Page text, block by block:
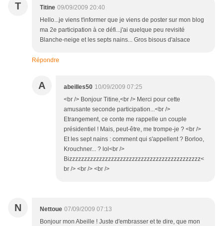
T Titine 09/09/2009 20:40
Hello...je viens t'informer que je viens de poster sur mon blog
ma 2e participation à ce défi...j'ai quelque peu revisité
Blanche-neige et les septs nains... Gros bisous d'alsace
Répondre
A abeilles50 10/09/2009 07:25
<br /> Bonjour Titine,<br /> Merci pour cette
amusante seconde participation...<br />
Etrangement, ce conte me rappelle un couple
présidentiel ! Mais, peut-être, me trompe-je ? <br />
Et les sept nains : comment qui s'appellent ? Borloo,
Krouchner... ? lol<br />
Bizzzzzzzzzzzzzzzzzzzzzzzzzzzzzzzzzzzzzzzzzzzz<
br /> <br /> <br />
N Nettoue 07/09/2009 07:13
Bonjour mon Abeille ! Juste d'embrasser et te dire, que mon